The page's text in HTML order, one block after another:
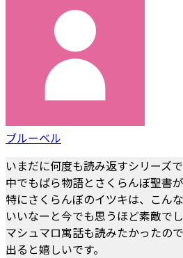
ブルーベル
いまだに何度も読み返すシリーズで
中でもばら物語とさくらんぼ聖書
特にさくらんぼのイツキは、こん
いいなーと今でも思うほど素敵で
マシュマロ寓話も読みたかったの
出ると嬉しいです。